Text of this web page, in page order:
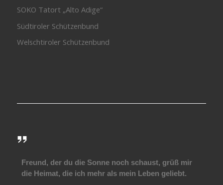
SOKO Tatort „Alto Adige“
Südtiroler Schützenbund
Welschtiroler Schützenbund
Freund, der du die Sonne noch schaust, grüß mir
die Heimat, die ich mehr als mein Leben geliebt.